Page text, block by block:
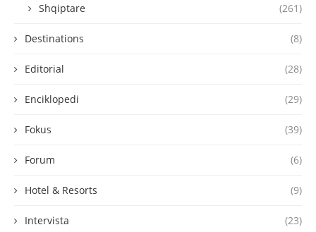
Shqiptare (261)
Destinations (8)
Editorial (28)
Enciklopedi (29)
Fokus (39)
Forum (6)
Hotel & Resorts (9)
Intervista (23)